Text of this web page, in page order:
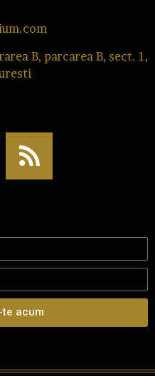
B, parcarea B, sect. 1,
te acum